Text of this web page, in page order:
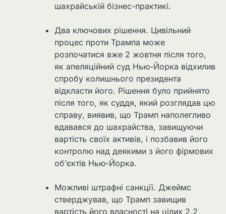
шахрайській бізнес-практикі.
Два ключових рішення. Цивільний
процес проти Трампа може
розпочатися вже 2 жовтня після того,
як апеляційний суд Нью-Йорка відхилив
спробу колишнього президента
відкласти його. Рішення було прийнято
після того, як суддя, який розглядав цю
справу, виявив, що Трамп наполегливо
вдавався до шахрайства, завищуючи
вартість своїх активів, і позбавив його
контролю над деякими з його фірмових
об’єктів Нью-Йорка.
Можливі штрафні санкції. Джеймс
стверджував, що Трамп завищив
вартість його власності на цілих 2,2